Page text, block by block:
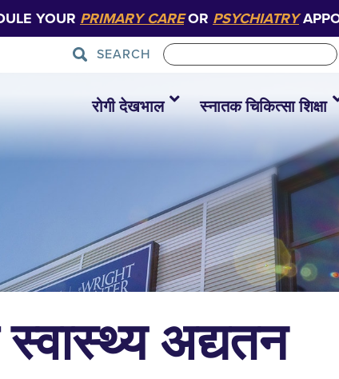
YOUR PRIMARY CAREOR PSYCHIATRY
SEARCH
रोगी देखभाल स्नातक चिकित्सा शिक्षा
स्वास्थ्य अद्यतन